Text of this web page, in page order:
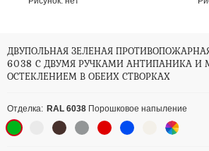
ДВУПОЛЬНАЯ ЗЕЛЕНАЯ
6038 С ДВУМЯ РУЧКАМИ АНТИПАНИКА
ОСТЕКЛЕНИЕМ В ОБЕИХ СТВОРКАХ
Отделка: RAL 6038 Порошковое напыление